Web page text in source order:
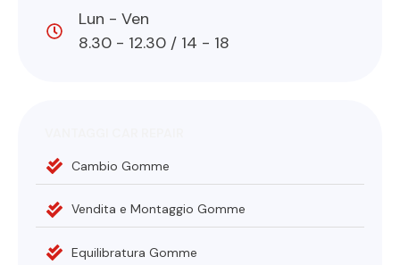
Lun - Ven
8.30 - 12.30 / 14 - 18
Cambio Gomme
Vendita e Montaggio Gomme
Equilibratura Gomme